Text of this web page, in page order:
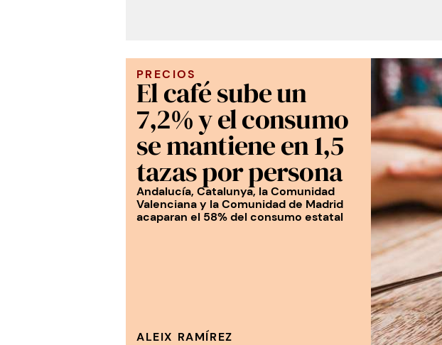
PRECIOS
El café sube un
7,2% y el consumo
se mantiene en 1,5
tazas por persona
Andalucía, Catalunya, la Comunidad
Valenciana y la Comunidad de Madrid
acaparan el 58% del consumo estatal
ALEIX RAMÍREZ